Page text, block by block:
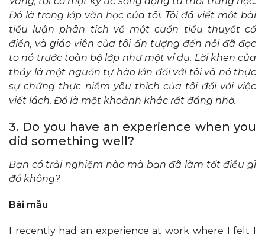
Đó là trong lớp văn học của tôi. Tôi đã viết một bài
tiểu luận phân tích về một cuốn tiểu thuyết cổ
điển, và giáo viên của tôi ấn tượng đến nỗi đã đọc
to nó trước toàn bộ lớp như một ví dụ. Lời khen của
thầy là một nguồn tự hào lớn đối với tôi và nó thực
sự chứng thực niềm yêu thích của tôi đối với việc
viết lách. Đó là một khoảnh khắc rất đáng nhớ.
3. Do you have an experience when you
did something well?
Bạn có trải nghiệm nào mà bạn đã làm tốt điều gì
đó không?
Bài mẫu
I recently had an experience at work where I felt I